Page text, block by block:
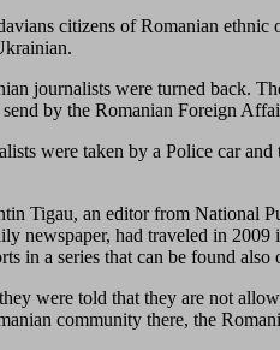
citizens of Romanian
journalists were turned back.
send by the Romanian Foreign
were taken by a Police car
Tigau, an editor from National
newspaper, had traveled in
in a series that can be found also
were told that they are not
community there, the